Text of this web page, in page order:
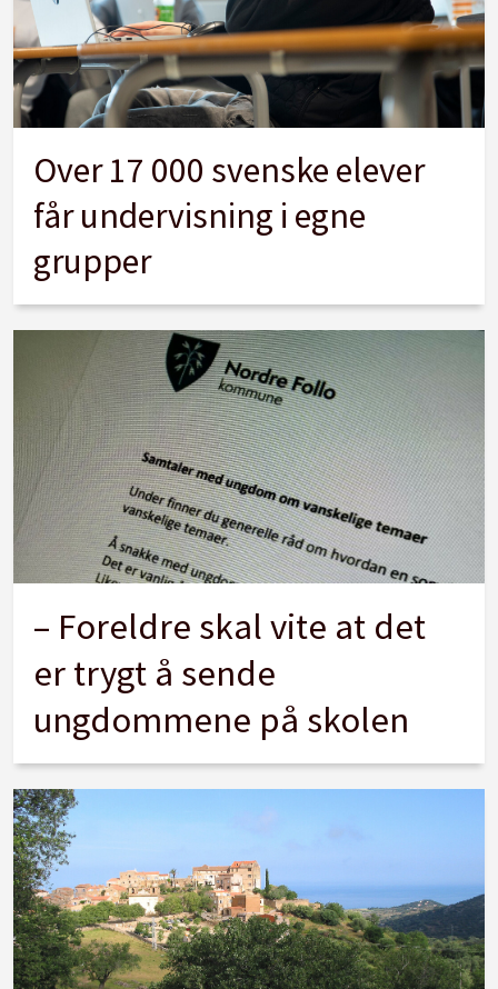
Over 17 000 svenske elever
får undervisning i egne
grupper
– Foreldre skal vite at det
er trygt å sende
ungdommene på skolen